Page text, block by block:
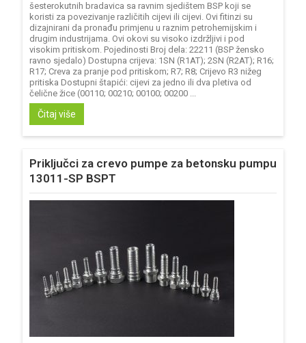
šesterokutnih bradavica sa ravnim sjedištem BSP koji se
koristi za povezivanje različitih cijevi ili cijevi. Ovi fitinzi su
dizajnirani da pronađu primjenu u raznim petrohemijskim i
drugim industrijama. Ovi okovi su visoko izdržljivi i pod
visokim pritiskom. Pojedinosti Broj dela: 22211 (BSP žensko
ravno sjedalo) Dostupna crijeva: 1SN (R1AT); 2SN (R2AT); R16;
R17; Creva za pranje pod pritiskom; R7; R8; Crijevo R3 nižeg
pritiska Dostupni štapići: cijevi za jedno ili dva pletiva od
čelične žice (00110; 00210; 00100; 00200 ...
Čitaj više
Priključci za crevo pumpe za betonsku pumpu
13011-SP BSPT